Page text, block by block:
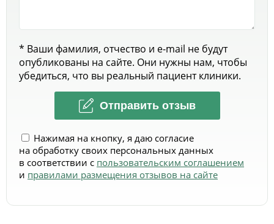
* Ваши фамилия, отчество и e-mail не будут
опубликованы на сайте. Они нужны нам, чтобы
убедиться, что вы реальный пациент клиники.
Отправить отзыв
Нажимая на кнопку, я даю согласие
на обработку своих персональных данных
в соответствии с пользовательским соглашением
и правилами размещения отзывов на сайте